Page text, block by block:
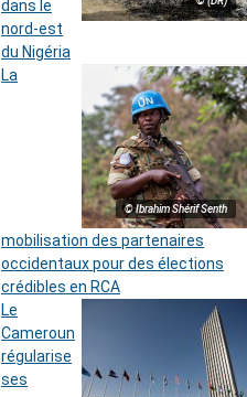
dans le
nord-est
du Nigéria
© Ibrahim Shérif Senth
La
mobilisation des partenaires
occidentaux pour des élections
crédibles en RCA
Le
Cameroun
régularise
ses